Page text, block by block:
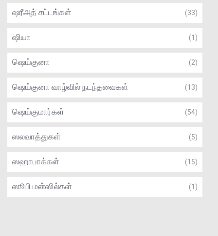
ஷரீஅத் சட்டங்கள் (33)
ஷியா (1)
ஷெய்குனா (2)
ஷெய்குனா வாழ்வில் நடந்தவைகள் (13)
ஷெய்குமார்கள் (54)
ஸலவாத்துகள் (5)
ஸஹாபாக்கள் (15)
ஸூபி மன்ஸில்கள் (1)